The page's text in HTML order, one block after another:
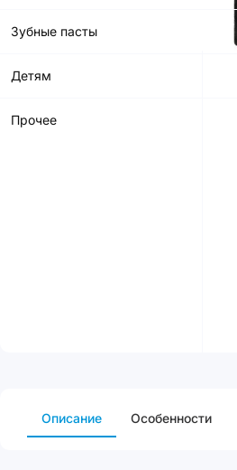
Зубные пасты
Детям
Прочее
Описание Особенности